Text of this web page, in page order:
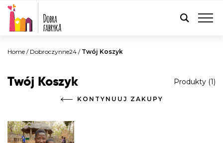
Home / Dobroczynne24 / Twój Koszyk
Twój Koszyk Produkty (1)
KONTYNUUJ ZAKUPY